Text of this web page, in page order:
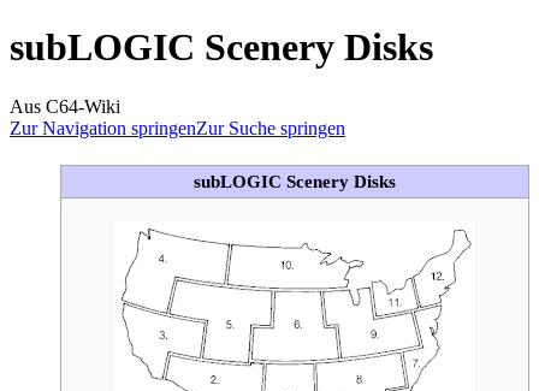
subLOGIC Scenery Disks
Aus C64-Wiki
Zur Navigation springenZur Suche springen
subLOGIC Scenery Disks